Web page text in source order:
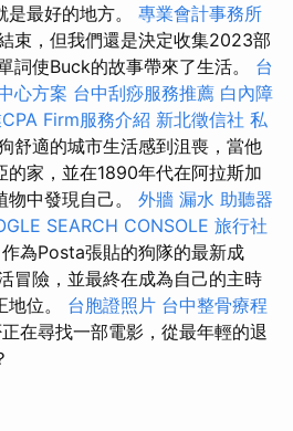
最好的地方。 專業會計事務所
束，但我們還是決定收集2023部
詞使Buck的故事帶來了生活。 台
心方案 台中刮痧服務推薦 白內障
Firm服務介紹 新北徵信社 私
舒適的城市生活感到沮喪，當他
的家，並在1890年代在阿拉斯加
中發現自己。 外牆 漏水 助聽器
SEARCH CONSOLE 旅行社
作為Posta張貼的狗隊的最新成
冒險，並最終在成為自己的主時
位。 台胞證照片 台中整骨療程
在尋找一部電影，從最年輕的退